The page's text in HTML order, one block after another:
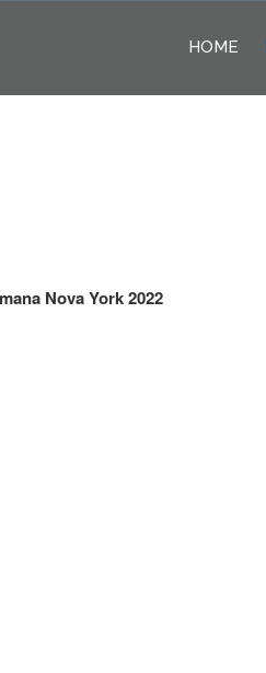
HOME
Nova York 2022